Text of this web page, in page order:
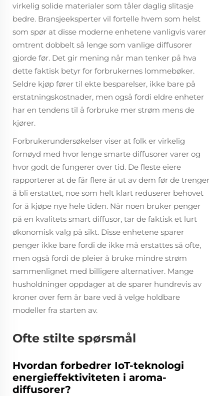
virkelig solide materialer som tåler daglig slitasje
bedre. Bransjeeksperter vil fortelle hvem som helst
som spør at disse moderne enhetene vanligvis varer
omtrent dobbelt så lenge som vanlige diffusorer
gjorde før. Det gir mening når man tenker på hva
dette faktisk betyr for forbrukernes lommebøker.
Seldre kjøp fører til ekte besparelser, ikke bare på
erstatningskostnader, men også fordi eldre enheter
har en tendens til å forbruke mer strøm mens de
kjører.
Forbrukerundersøkelser viser at folk er virkelig
fornøyd med hvor lenge smarte diffusorer varer og
hvor godt de fungerer over tid. De fleste eiere
rapporterer at de får flere år ut av dem før de trenger
å bli erstattet, noe som helt klart reduserer behovet
for å kjøpe nye hele tiden. Når noen bruker penger
på en kvalitets smart diffusor, tar de faktisk et lurt
økonomisk valg på sikt. Disse enhetene sparer
penger ikke bare fordi de ikke må erstattes så ofte,
men også fordi de pleier å bruke mindre strøm
sammenlignet med billigere alternativer. Mange
husholdninger oppdager at de sparer hundrevis av
kroner over fem år bare ved å velge holdbare
modeller fra starten av.
Ofte stilte spørsmål
Hvordan forbedrer IoT-teknologi
energieffektiviteten i aroma-
diffusorer?